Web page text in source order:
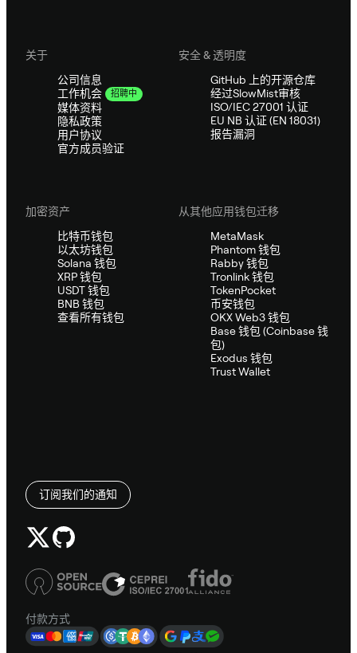
关于
公司信息
工作机会
招聘中
媒体资料
隐私政策
用户协议
官方成员验证
安全 & 透明度
GitHub 上的开源仓库
经过SlowMist审核
ISO/IEC 27001 认证
EU NB 认证 (EN 18031)
报告漏洞
加密资产
比特币钱包
以太坊钱包
Solana 钱包
XRP 钱包
USDT 钱包
BNB 钱包
查看所有钱包
从其他应用钱包迁移
MetaMask
Phantom 钱包
Rabby 钱包
Tronlink 钱包
TokenPocket
币安钱包
OKX Web3 钱包
Base 钱包 (Coinbase 钱
包)
Exodus 钱包
Trust Wallet
订阅我们的通知
付款方式